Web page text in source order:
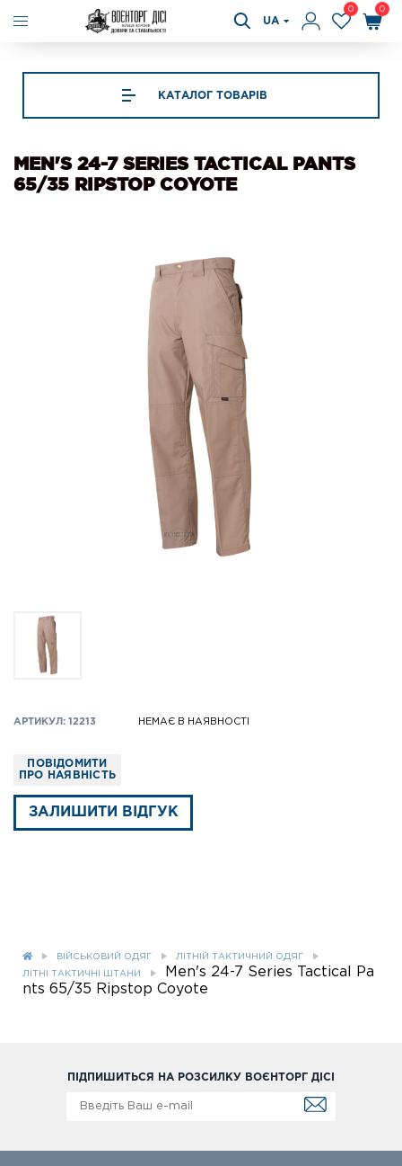
UA
0 0
КАТАЛОГ ТОВАРІВ
MEN'S 24-7 SERIES TACTICAL PANTS
65/35 RIPSTOP COYOTE
АРТИКУЛ: 12213 НЕМАЄ В НАЯВНОСТІ
ПОВІДОМИТИ
ПРО НАЯВНІСТЬ
ЗАЛИШИТИ ВІДГУК
ВІЙСЬКОВИЙ ОДЯГ ЛІТНІЙ ТАКТИЧНИЙ ОДЯГ
ЛІТНІ ТАКТИЧНІ ШТАНИ
Men's 24-7 Series Tactical Pa
nts 65/35 Ripstop Coyote
ПІДПИШИТЬСЯ НА РОЗСИЛКУ ВОЄНТОРГ ДІСІ